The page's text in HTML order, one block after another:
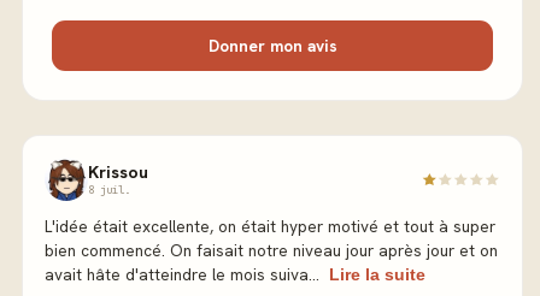
Donner mon avis
Krissou
8 juil.
L'idée était excellente, on était hyper motivé et tout à super
bien commencé. On faisait notre niveau jour après jour et on
avait hâte d'atteindre le mois suiva...
Lire la suite